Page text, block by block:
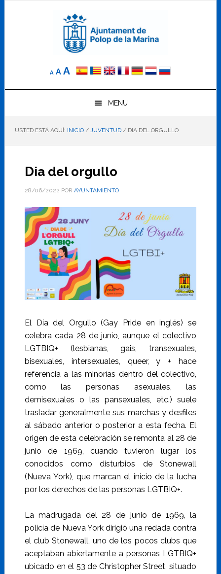
A
Reducir
elA Tamaño
AAumentar
el
tamaño
letra
MENU
USTED ESTÁ AQUÍ: INICIO / JUVENTUD /DIA DEL ORGULLO
Dia del orgullo
28/06/2022 POR AYUNTAMIENTO
El Día del Orgullo (Gay Pride en inglés) se
celebra cada 28 de junio, aunque el colectivo
LGTBIQ+ (lesbianas, gais, transexuales,
bisexuales, intersexuales, queer, y + hace
referencia a las minorías dentro del colectivo,
como las personas asexuales, las
demisexuales o las pansexuales, etc.) suele
trasladar generalmente sus marchas y desfiles
al sábado anterior o posterior a esta fecha. El
origen de esta celebración se remonta al 28 de
junio de 1969, cuando tuvieron lugar los
conocidos como disturbios de Stonewall
(Nueva York), que marcan el inicio de la lucha
por los derechos de las personas LGTBIQ+.
La madrugada del 28 de junio de 1969, la
policía de Nueva York dirigió una redada contra
el club Stonewall, uno de los pocos clubs que
aceptaban abiertamente a personas LGTBIQ+
ubicado en el 53 de Christopher Street, situado